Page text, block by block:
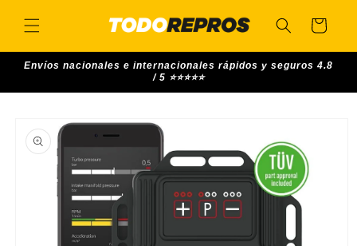
content
Cart
Envíos nacionales e internacionales rápidos y seguros 4.8
/ 5 ⭐⭐⭐⭐⭐
product
information